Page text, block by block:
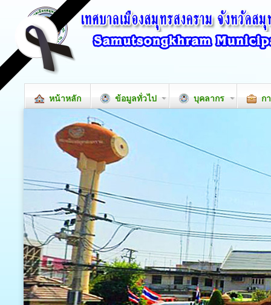
หน้าหลัก ข้อมูลทั่วไป บุคลากร ก